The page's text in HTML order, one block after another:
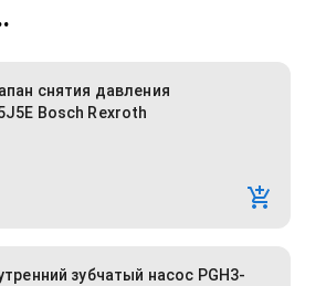
снятия давления
Bosch Rexroth
зубчатый насос PGH3-